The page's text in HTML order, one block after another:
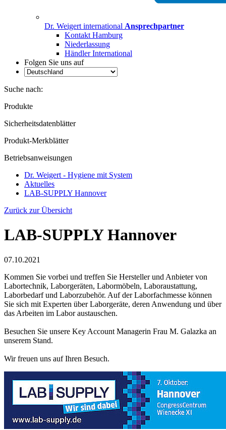
Dr. Weigert international Ansprechpartner
Kontakt Hamburg
Niederlassung
Händler International
Folgen Sie uns auf
Suche nach:
Produkte
Sicherheitsdatenblätter
Produkt-Merkblätter
Betriebsanweisungen
Dr. Weigert - Hygiene mit System
Aktuelles
LAB-SUPPLY Hannover
Zurück zur Übersicht
LAB-SUPPLY Hannover
07.10.2021
Kommen Sie vorbei und treffen Sie Hersteller und Anbieter von
Labortechnik, Laborgeräten, Labormöbeln, Laboraustattung,
Laborbedarf und Laborzubehör. Auf der Laborfachmesse können
Sie sich mit Experten über Laborgeräte, deren Anwendung und über
das Arbeiten im Labor austauschen.
Besuchen Sie unsere Key Account Managerin Frau M. Galazka an
unserem Stand.
Wir freuen uns auf Ihren Besuch.